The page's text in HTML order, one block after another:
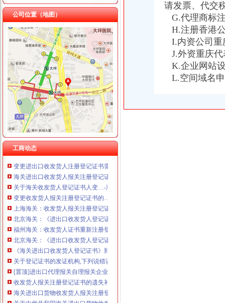
公司位置（地图）
工商动态
海关收发货人登记证书
海关登记,海关登记手续-北京58同城
北京海关：《进出口收发货人登记证书》丢失-报关员网-吧
企业的《中华共和国海关进出口货物收发货人报关注册登记证书》
我公司已经取得进出口收发货人报关登记证书,下一步在海关电子口
海关进出口货物收发货人登记证是什么啊？（页1）-外贸单证-福步
收发货人报关注册登记证书有效期过期怎么办？-咨询-中国海关律师网
海关收发货人注册登记证书是否是每年年检的？|轻纺外贸-绍兴E网论
变更进出口收发货人注册登记证书需提交什么资料？-通关监管海关业
未及时变更《收发货人报关注册登记证书》海关也要处罚？-处罚
变更进出口收发货人注册登记证书需提交什么资料?_海关外贸咨询_
海关进出口收发货人报关注册登记证书过期怎么补办_政务咨询_浙江电
关于海关收发货人登记证书人变…-海关百问
变更收发货人报关注册登记证书的…-海关百问
上海海关：收发货人报关注册登记证书过期-报关员通关指南--育路报关
北京海关：《进出口收发货人登记证书》丢失-报关员网-吧
福州海关：收发货人证书重新注册登记
北京海关：《进出口收发货人登记证书》丢失-报关员通关指南--育路报
《海关进出口收发货人登记证书》到期换证_烟台网上民声_胶东在线
关于登记证书的发证机构,下列说错误的是（）。A.收发货人登记证
[置顶]进出口代理报关自理报关企业进出口收发货人办理海关注册登记
收发货人报关注册登记证书的遗失补办-通关监管海关业务咨询-通关
海关进出口货物收发货人报关注册登记证书逾期未年审_政务咨询_浙江
关于中华共和国海关进出口货物收发货人报关注册登记证书网上办
请发票、代交
G.代理商标
H.注册香港
I.内资公司重
J.外资重庆代
K.企业网站
L.空间域名